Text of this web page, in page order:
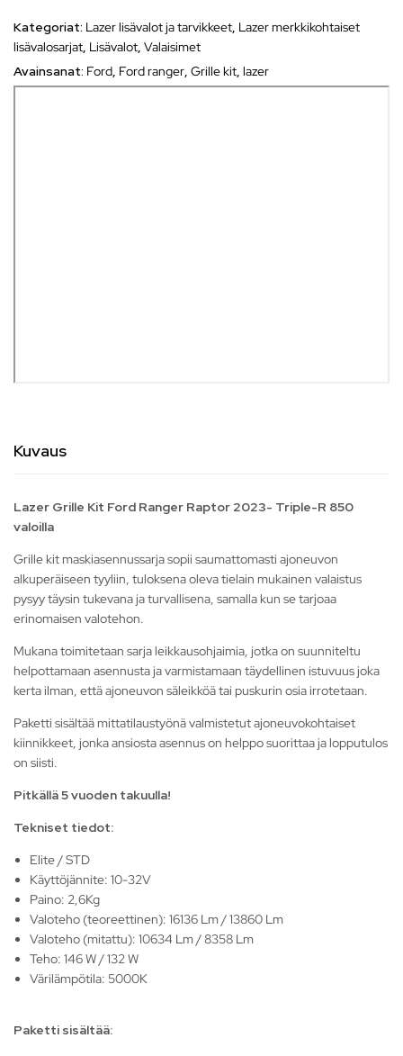
Kategoriat: Lazer lisävalot ja tarvikkeet, Lazer merkkikohtaiset
lisävalosarjat, Lisävalot, Valaisimet
Avainsanat: Ford, Ford ranger, Grille kit, lazer
Kuvaus
Lazer Grille Kit Ford Ranger Raptor 2023- Triple-R 850
valoilla
Grille kit maskiasennussarja sopii saumattomasti ajoneuvon
alkuperäiseen tyyliin, tuloksena oleva tielain mukainen valaistus
pysyy täysin tukevana ja turvallisena, samalla kun se tarjoaa
erinomaisen valotehon.
Mukana toimitetaan sarja leikkausohjaimia, jotka on suunniteltu
helpottamaan asennusta ja varmistamaan täydellinen istuvuus joka
kerta ilman, että ajoneuvon säleikköä tai puskurin osia irrotetaan.
Paketti sisältää mittatilaustyönä valmistetut ajoneuvokohtaiset
kiinnikkeet, jonka ansiosta asennus on helppo suorittaa ja lopputulos
on siisti.
Pitkällä 5 vuoden takuulla!
Tekniset tiedot:
Elite / STD
Käyttöjännite: 10-32V
Paino: 2,6Kg
Valoteho (teoreettinen): 16136 Lm / 13860 Lm
Valoteho (mitattu): 10634 Lm / 8358 Lm
Teho: 146 W / 132 W
Värilämpötila: 5000K
Paketti sisältää: